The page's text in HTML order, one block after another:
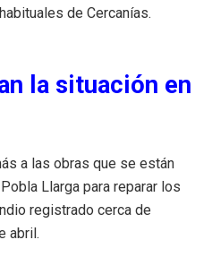
de Cercanías.
la situación en
a las obras que se están
Llarga para reparar los
registrado cerca de
abril.